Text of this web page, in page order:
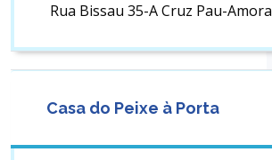
Rua Bissau 35-A Cruz Pau-Amora
Casa do Peixe à Porta